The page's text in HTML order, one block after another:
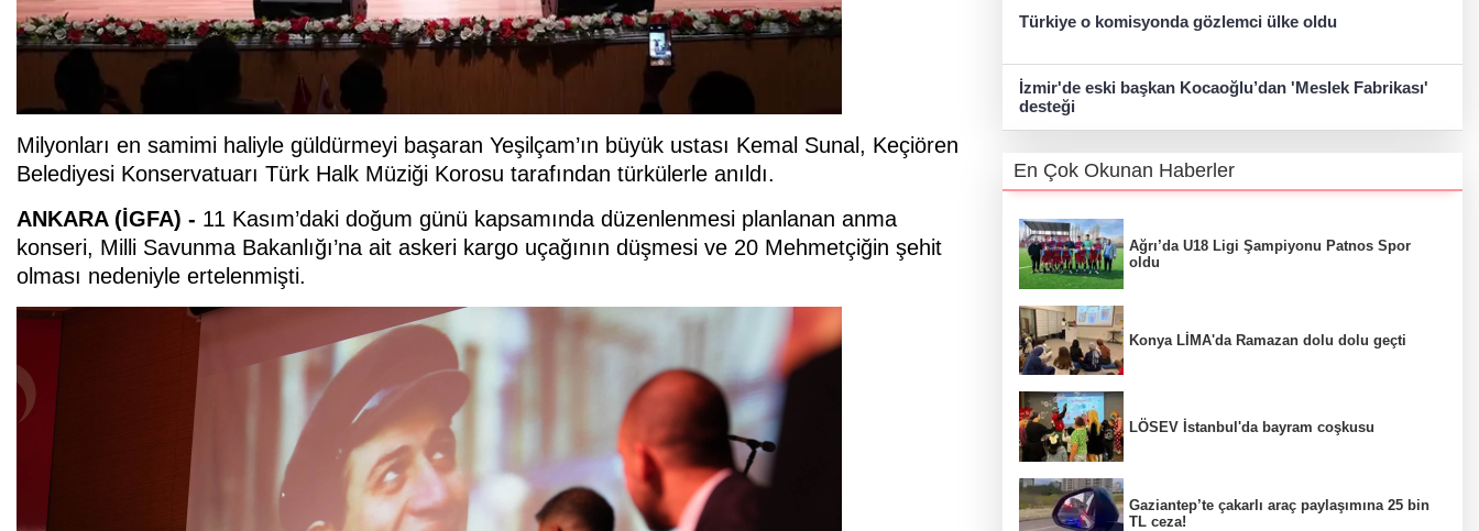
Milyonları en samimi haliyle güldürmeyi başaran Yeşilçam’ın büyük ustası Kemal Sunal, Keçiören
Belediyesi Konservatuarı Türk Halk Müziği Korosu tarafından türkülerle anıldı.
ANKARA (İGFA) - 11 Kasım’daki doğum günü kapsamında düzenlenmesi planlanan anma
konseri, Milli Savunma Bakanlığı’na ait askeri kargo uçağının düşmesi ve 20 Mehmetçiğin şehit
olması nedeniyle ertelenmişti.
Türkiye o komisyonda gözlemci ülke oldu
İzmir'de eski başkan Kocaoğlu’dan 'Meslek Fabrikası'
desteği
En Çok Okunan Haberler
Ağrı’da U18 Ligi Şampiyonu Patnos Spor
oldu
Konya LİMA'da Ramazan dolu dolu geçti
LÖSEV İstanbul'da bayram coşkusu
Gaziantep’te çakarlı araç paylaşımına 25 bin
TL ceza!